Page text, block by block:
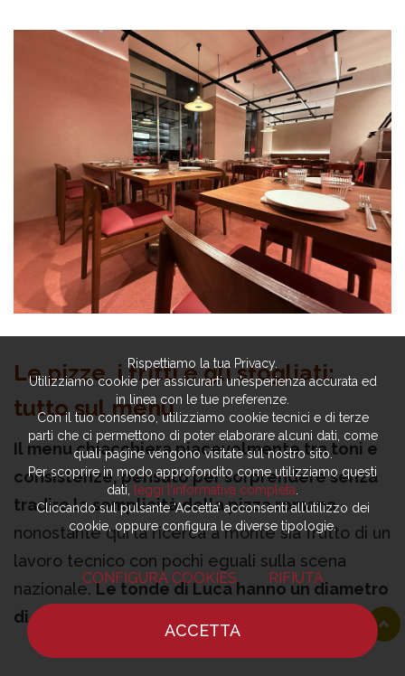
Le pizze, i fritti e gli sfogliati:
tutto sul menu
Il menu chiacchiera piacevolmente tra toni e
consistenze, pensato per sorprendere senza
tradire la semplicità della pizza romana -
nonostante qui la ricerca a monte sia frutto di un
lavoro tecnico con pochi eguali sulla scena
nazionale.Le tonde di Luca hanno un diametro
di 32 centimetri e pesano circa 160 grammi:
fine e crunchy, con il bordo leggermente
Rispettiamo la tua Privacy.
Utilizziamo cookie per assicurarti un’esperienza accurata ed
in linea con le tue preferenze.
Con il tuo consenso, utilizziamo cookie tecnici e di terze
parti che ci permettono di poter elaborare alcuni dati, come
quali pagine vengono visitate sul nostro sito.
Per scoprire in modo approfondito come utilizziamo questi
dati,
leggi l’informativa completa
Cliccando sul pulsante ‘Accetta’ acconsenti all’utilizzo dei
cookie, oppure configura le diverse tipologie.
CONFIGURA COOKIES RIFIUTA
ACCETTA